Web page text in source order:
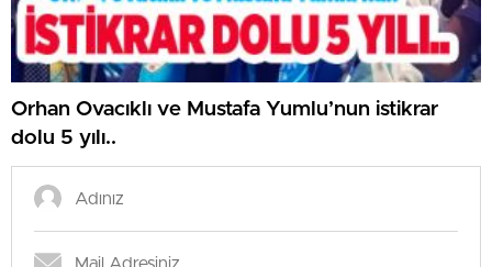
Orhan Ovacıklı ve Mustafa Yumlu’nun istikrar
dolu 5 yılı..